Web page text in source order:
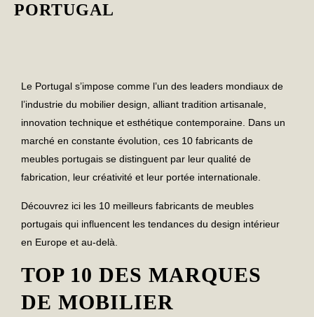
PORTUGAL
Le Portugal s’impose comme l’un des leaders mondiaux de
l’industrie du mobilier design, alliant tradition artisanale,
innovation technique et esthétique contemporaine. Dans un
marché en constante évolution, ces 10 fabricants de
meubles portugais se distinguent par leur qualité de
fabrication, leur créativité et leur portée internationale.
Découvrez ici les 10 meilleurs fabricants de meubles
portugais qui influencent les tendances du design intérieur
en Europe et au-delà.
TOP 10 DES MARQUES
DE MOBILIER